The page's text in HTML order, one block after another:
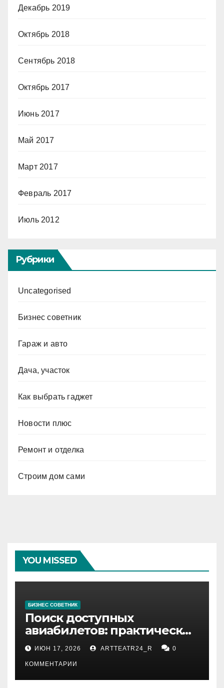
Декабрь 2019
Октябрь 2018
Сентябрь 2018
Октябрь 2017
Июнь 2017
Май 2017
Март 2017
Февраль 2017
Июль 2012
Рубрики
Uncategorised
Бизнес советник
Гараж и авто
Дача, участок
Как выбрать гаджет
Новости плюс
Ремонт и отделка
Строим дом сами
YOU MISSED
БИЗНЕС СОВЕТНИК
Поиск доступных
авиабилетов: практические
рекомендации
ИЮН 17, 2026 ARTTEATR24_R 0
КОММЕНТАРИИ